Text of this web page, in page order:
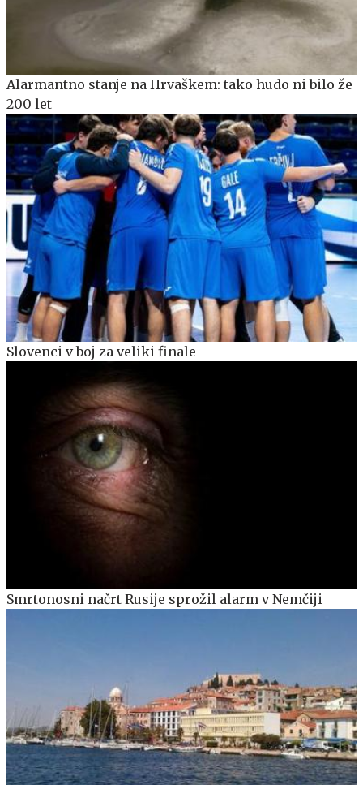
Alarmantno stanje na Hrvaškem: tako hudo ni bilo že
200 let
Slovenci v boj za veliki finale
Smrtonosni načrt Rusije sprožil alarm v Nemčiji